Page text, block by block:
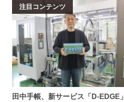
注目コンテンツ
田中手帳、新サービス「D-EDGE」